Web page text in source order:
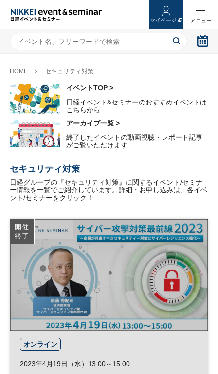
マイページ
HOME セキュリティ対策
イベントTOP >
日経イベント&セミナーのおすすめイベントは
こちらから
アーカイブ一覧 >
終了したイベントの動画視聴・レポート記事
がご覧いただけます
セキュリティ対策
日経グループの『セキュリティ対策』に関するイベント/セミナ
ー情報を一覧でご紹介しています。詳細・お申し込みは、各イベ
ント/セミナーをクリック！
開催
終了
オンライン
2023年4月19日（水）13:00～15:00